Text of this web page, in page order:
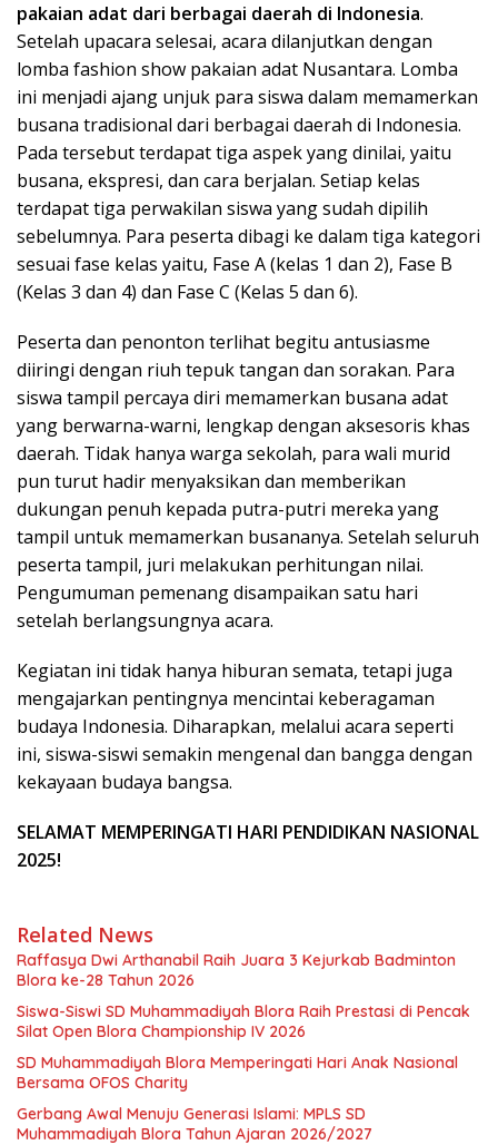
pakaian adat dari berbagai daerah di Indonesia.
Setelah upacara selesai, acara dilanjutkan dengan
lomba fashion show pakaian adat Nusantara. Lomba
ini menjadi ajang unjuk para siswa dalam memamerkan
busana tradisional dari berbagai daerah di Indonesia.
Pada tersebut terdapat tiga aspek yang dinilai, yaitu
busana, ekspresi, dan cara berjalan. Setiap kelas
terdapat tiga perwakilan siswa yang sudah dipilih
sebelumnya. Para peserta dibagi ke dalam tiga kategori
sesuai fase kelas yaitu, Fase A (kelas 1 dan 2), Fase B
(Kelas 3 dan 4) dan Fase C (Kelas 5 dan 6).
Peserta dan penonton terlihat begitu antusiasme
diiringi dengan riuh tepuk tangan dan sorakan. Para
siswa tampil percaya diri memamerkan busana adat
yang berwarna-warni, lengkap dengan aksesoris khas
daerah. Tidak hanya warga sekolah, para wali murid
pun turut hadir menyaksikan dan memberikan
dukungan penuh kepada putra-putri mereka yang
tampil untuk memamerkan busananya. Setelah seluruh
peserta tampil, juri melakukan perhitungan nilai.
Pengumuman pemenang disampaikan satu hari
setelah berlangsungnya acara.
Kegiatan ini tidak hanya hiburan semata, tetapi juga
mengajarkan pentingnya mencintai keberagaman
budaya Indonesia. Diharapkan, melalui acara seperti
ini, siswa-siswi semakin mengenal dan bangga dengan
kekayaan budaya bangsa.
SELAMAT MEMPERINGATI HARI PENDIDIKAN NASIONAL
2025!
Related News
Raffasya Dwi Arthanabil Raih Juara 3 Kejurkab Badminton
Blora ke-28 Tahun 2026
Siswa-Siswi SD Muhammadiyah Blora Raih Prestasi di Pencak
Silat Open Blora Championship IV 2026
SD Muhammadiyah Blora Memperingati Hari Anak Nasional
Bersama OFOS Charity
Gerbang Awal Menuju Generasi Islami: MPLS SD
Muhammadiyah Blora Tahun Ajaran 2026/2027